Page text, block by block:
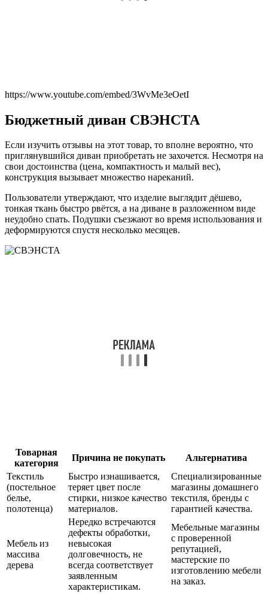
https://www.youtube.com/embed/3WvMe3eOetI
Бюджетный диван СВЭНСТА
Если изучить отзывы на этот товар, то вполне вероятно, что
приглянувшийся диван приобретать не захочется. Несмотря на
свои достоинства (цена, компактность и малый вес),
конструкция вызывает множество нареканий.
Пользователи утверждают, что изделие выглядит дёшево,
тонкая ткань быстро рвётся, а на диване в разложенном виде
неудобно спать. Подушки съезжают во время использования и
деформируются спустя несколько месяцев.
Товарная
категория
Причина не покупать
Альтернатива
Текстиль
(постельное
белье,
полотенца)
Быстро изнашивается,
теряет цвет после
стирки, низкое качество
материалов.
Специализированные
магазины домашнего
текстиля, бренды с
гарантией качества.
Мебель из
массива
дерева
Нередко встречаются
дефекты обработки,
невысокая
долговечность, не
всегда соответствует
заявленным
характеристикам.
Мебельные магазины
с проверенной
репутацией,
мастерские по
изготовлению мебели
на заказ.